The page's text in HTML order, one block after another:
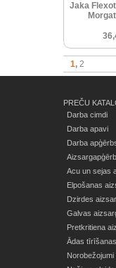
Jaka
1 2
PREČU
Darba cimdi
Darba apavi
Darba
Acu un sejas
Elpošanas
Dzirdes
Galvas
Pretkritiena
Ādas
Norobežojumi